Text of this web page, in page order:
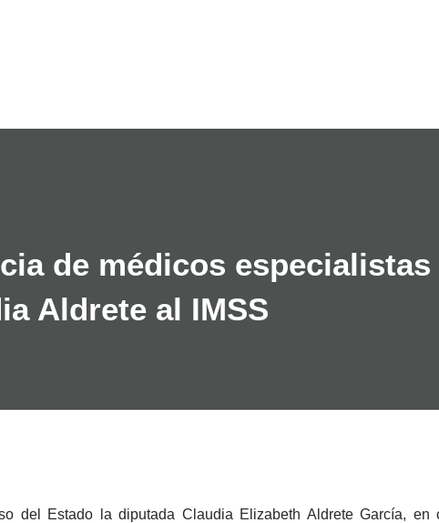
de médicos especialistas
Aldrete al IMSS
del Estado la diputada Claudia Elizabeth Aldrete García,